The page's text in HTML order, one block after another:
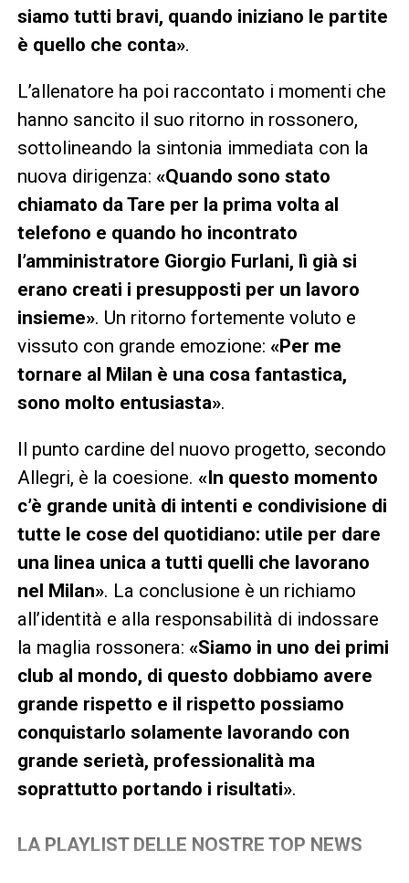
siamo tutti bravi, quando iniziano le partite
è quello che conta».
L’allenatore ha poi raccontato i momenti che
hanno sancito il suo ritorno in rossonero,
sottolineando la sintonia immediata con la
nuova dirigenza: «Quando sono stato
chiamato da Tare per la prima volta al
telefono e quando ho incontrato
l’amministratore Giorgio Furlani, lì già si
erano creati i presupposti per un lavoro
insieme». Un ritorno fortemente voluto e
vissuto con grande emozione: «Per me
tornare al Milan è una cosa fantastica,
sono molto entusiasta».
Il punto cardine del nuovo progetto, secondo
Allegri, è la coesione. «In questo momento
c’è grande unità di intenti e condivisione di
tutte le cose del quotidiano: utile per dare
una linea unica a tutti quelli che lavorano
nel Milan». La conclusione è un richiamo
all’identità e alla responsabilità di indossare
la maglia rossonera: «Siamo in uno dei primi
club al mondo, di questo dobbiamo avere
grande rispetto e il rispetto possiamo
conquistarlo solamente lavorando con
grande serietà, professionalità ma
soprattutto portando i risultati».
LA PLAYLIST DELLE NOSTRE TOP NEWS